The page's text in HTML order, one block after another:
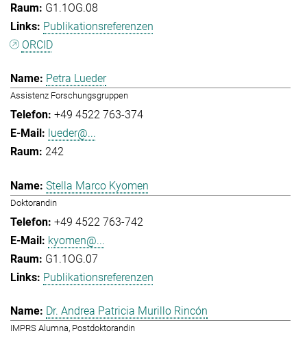
G1.1OG.08
Publikationsreferenzen
ORCID
Petra Lueder
Assistenz Forschungsgruppen
+49 4522 763-374
lueder@...
242
Stella Marco Kyomen
Doktorandin
+49 4522 763-742
kyomen@...
G1.1OG.07
Publikationsreferenzen
Dr. Andrea Patricia Murillo Rincón
IMPRS Alumna, Postdoktorandin